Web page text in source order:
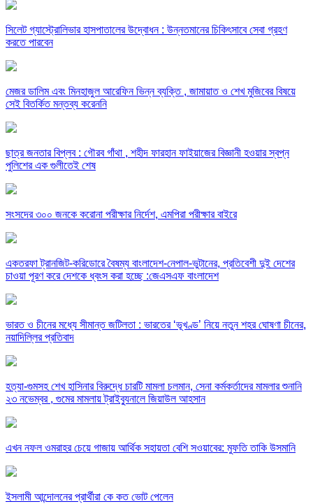
সিলেট গ্যাস্ট্রোলিভার হাসপাতালের উদ্বোধন : উন্নতমানের চিকিৎসাবে সেবা গ্রহণ
করতে পারবেন
মেজর ডালিম এবং মিনহাজুল আরেফিন ভিন্ন ব্যক্তি , জামায়াত ও শেখ মুজিবের বিষয়ে
সেই বিতর্কিত মন্তব্য করেননি
ছাত্র জনতার বিপ্লব : গৌরব গাঁথা , শহীদ ফারহান ফাইয়াজের বিজ্ঞানী হওয়ার স্বপ্ন
পুলিশের এক গুলীতেই শেষ
সংসদের ৩০০ জনকে করোনা পরীক্ষার নির্দেশ, এমপিরা পরীক্ষার বাইরে
একতরফা ট্রানজিট-করিডোরে বৈষম্য বাংলাদেশ-নেপাল-ভুটানের, প্রতিবেশী দুই দেশের
চাওয়া পূরণ করে দেশকে ধ্বংস করা হচ্ছে :জেএসএফ বাংলাদেশ
ভারত ও চীনের মধ্যে সীমান্ত জটিলতা : ভারতের ‘ভূখণ্ড’ নিয়ে নতুন শহর ঘোষণা চীনের,
নয়াদিল্লির প্রতিবাদ
হত্যা-গুমসহ শেখ হাসিনার বিরুদ্ধে চারটি মামলা চলমান, সেনা কর্মকর্তাদের মামলার শুনানি
২৩ নভেম্বর , গুমের মামলায় ট্রাইব্যুনালে জিয়াউল আহসান
এখন নফল ওমরাহর চেয়ে গাজায় আর্থিক সহায়তা বেশি সওয়াবের: মুফতি তাকি উসমানি
ইসলামী আন্দোলনের প্রার্থীরা কে কত ভোট পেলেন